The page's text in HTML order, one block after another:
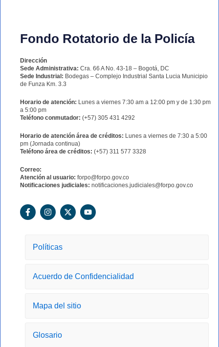
Fondo Rotatorio de la Policía
Dirección
Sede Administrativa: Cra. 66 A No. 43-18 – Bogotá, DC
Sede Industrial: Bodegas – Complejo Industrial Santa Lucia Municipio
de Funza Km. 3.3
Horario de atención: Lunes a viernes 7:30 am a 12:00 pm y de 1:30 pm
a 5:00 pm
Teléfono conmutador: (+57) 305 431 4292
Horario de atención área de créditos: Lunes a viernes de 7:30 a 5:00
pm (Jornada continua)
Teléfono área de créditos: (+57) 311 577 3328
Correo:
Atención al usuario: forpo@forpo.gov.co
Notificaciones judiciales: notificaciones.judiciales@forpo.gov.co
F
a
I
n
g
X
-
Y
o
Políticas
Acuerdo de Confidencialidad
Mapa del sitio
Glosario